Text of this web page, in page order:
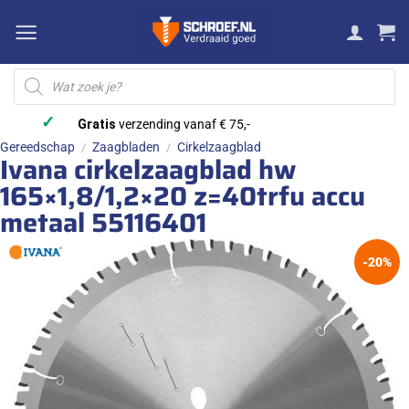
naar
inhoud
Producten
zoeken
✓ Gratis verzending vanaf € 75,-
Gereedschap / Zaagbladen / Cirkelzaagblad
Ivana cirkelzaagblad hw
165×1,8/1,2×20 z=40trfu accu
metaal 55116401
-20%